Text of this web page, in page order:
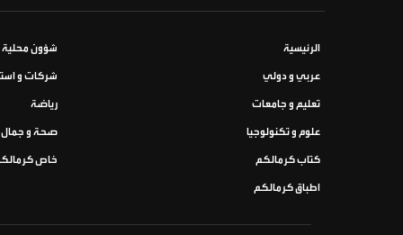
الرئيسية شؤون محلية
عربي و دولي شركات و
تعليم و جامعات رياضة
علوم و تكنولوجيا صحة و جمال
كتاب كرمالكم خاص
اطباق كرمالكم